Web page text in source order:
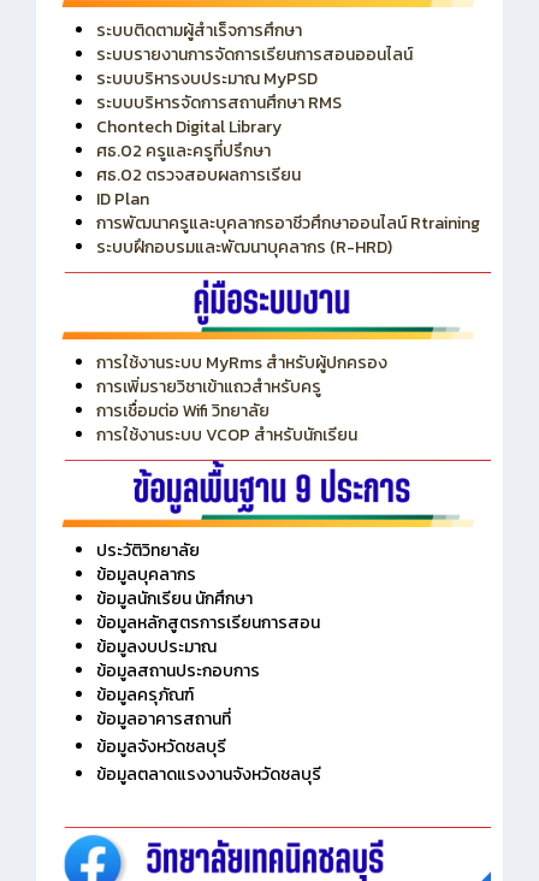
ระบบติดตามผู้สำเร็จการศึกษา
ระบบรายงานการจัดการเรียนการสอนออนไลน์
ระบบบริหารงบประมาณ MyPSD
ระบบบริหารจัดการสถานศึกษา RMS
Chontech Digital Library
ศธ.02 ครูและครูที่ปรึกษา
ศธ.02 ตรวจสอบผลการเรียน
ID Plan
การพัฒนาครูและบุคลากรอาชีวศึกษาออนไลน์ Rtraining
ระบบฝึกอบรมและพัฒนาบุคลากร (R-HRD)
การใช้งานระบบ MyRms สำหรับผู้ปกครอง
การเพิ่มรายวิชาเข้าแถวสำหรับครู
การเชื่อมต่อ Wifi วิทยาลัย
การใช้งานระบบ VCOP สำหรับนักเรียน
ประวัติวิทยาลัย
ข้อมูลบุคลากร
ข้อมูลนักเรียน นักศึกษา
ข้อมูลหลักสูตรการเรียนการสอน
ข้อมูลงบประมาณ
ข้อมูลสถานประกอบการ
ข้อมูลครุภัณฑ์
ข้อมูลอาคารสถานที่
ข้อมูลจังหวัดชลบุรี